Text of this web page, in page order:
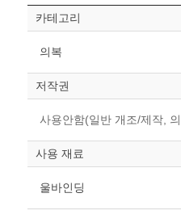
카테고리
의복
저작권
사용안함(일반 개조/제작,
사용 재료
울바인딩